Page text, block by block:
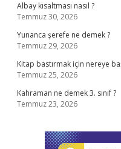
Albay kısaltması nasıl ?
Temmuz 30, 2026
Yunanca şerefe ne demek ?
Temmuz 29, 2026
Kitap bastırmak için nereye
Temmuz 25, 2026
Kahraman ne demek 3. sınıf ?
Temmuz 23, 2026